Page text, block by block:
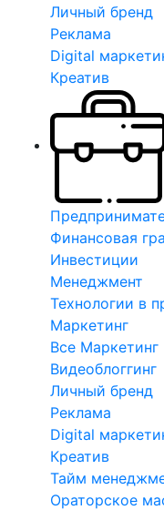
Личный бренд
Реклама
Digital
Креатив
Финансовая
Инвестиции
Менеджмент
Технологии в
Маркетинг
Все Маркетинг
Видеоблоггинг
Личный бренд
Реклама
Digital
Креатив
Тайм
Ораторское